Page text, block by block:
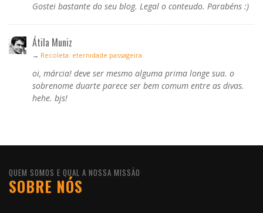
Gostei bastante do seu blog. Legal o conteudo. Parabéns :)
Átila Muniz
→ Recoleta: eternidade passageira
oi, márcia! deve ser mesmo alguma prima longe sua. o
sobrenome duarte parece ser bem comum entre as divas.
hehe. bjs!
QUEM SOMOS E QUAL A NOSSA MISSÃO
SOBRE NÓS